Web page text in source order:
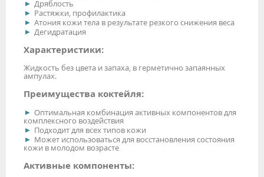
Дряблость
Растяжки, профилактика
Атония кожи тела в результате резкого снижения веса
Дегидратация
Характеристики:
Жидкость без цвета и запаха, в герметично запаянных
ампулах.
Преимущества коктейля:
Оптимальная комбинация активных компонентов для
комплексного воздействия
Подходит для всех типов кожи
Может использоваться для восстановления состояния
кожи в молодом возрасте
Активные компоненты: